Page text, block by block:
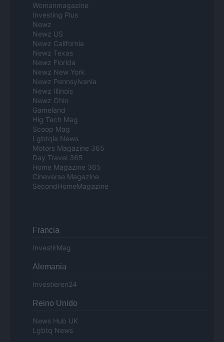
Womanmagazine
Investing Plus
Newz
Newz US
Newz California
Newz Texas
Newz Florida
Newz New York
Newz Pennsylvania
Newz Illinois
Newz Ohio
Gameland
Hig Tech Mag
Scoop Mag
Lgbtqia News
Motors Magazine 365
Day Travel 365
Home Magazine 365
Cineverse Magazine
SecondHomeMagazine
Francia
InvestirMag
Alemania
Investieren24
Reino Unido
News Hub UK
Lgbtq News